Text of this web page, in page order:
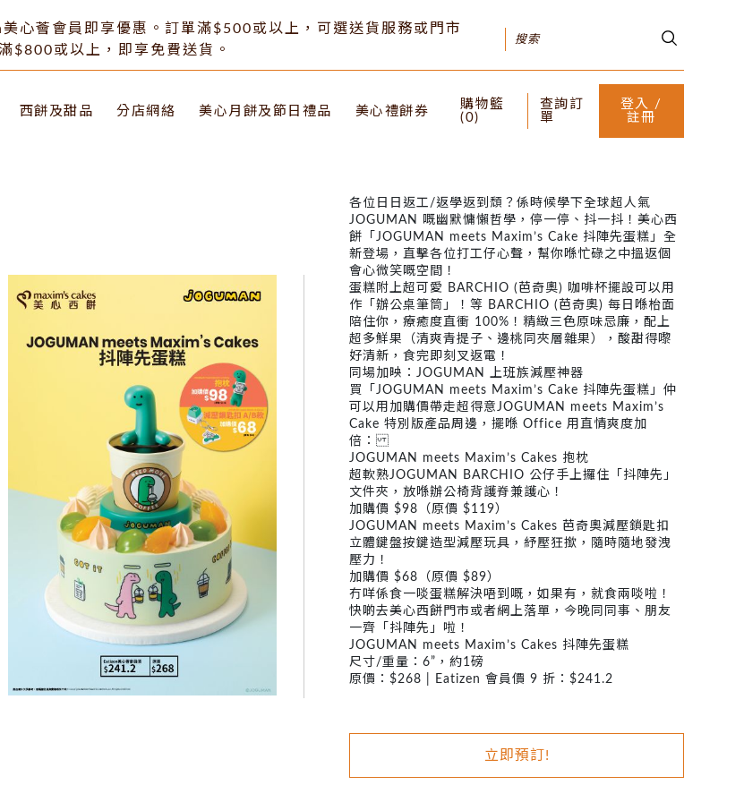
心薈會員即享優惠。訂單滿$500或以上，可選送貨服務或門市
$800或以上，即享免費送貨。
西餅及甜品 分店網絡 美心月餅及節日禮品 美心禮餅券
購物籃
( 0)
查詢訂
單
登入 /
註冊
各位日日返工/返學返到頹？係時候學下全球超人氣
JOGUMAN 嘅幽默慵懶哲學，停一停、抖一抖！美心西
餅「JOGUMAN meets Maxim’s Cake 抖陣先蛋糕」全
新登場，直擊各位打工仔心聲，幫你喺忙碌之中搵返個
會心微笑嘅空間！
蛋糕附上超可愛 BARCHIO (芭奇奧) 咖啡杯擺設可以用
作「辦公桌筆筒」！等 BARCHIO (芭奇奧) 每日喺枱面
陪住你，療癒度直衝 100%！精緻三色原味忌廉，配上
超多鮮果（清爽青提子、邊桃同夾層雜果），酸甜得嚟
好清新，食完即刻叉返電！
同場加映：JOGUMAN 上班族減壓神器
買「JOGUMAN meets Maxim’s Cake 抖陣先蛋糕」仲
可以用加購價帶走超得意JOGUMAN meets Maxim’s
Cake 特別版產品周邊，擺喺 Office 用直情爽度加
倍：
JOGUMAN meets Maxim’s Cakes 抱枕
超軟熟JOGUMAN BARCHIO 公仔手上攞住「抖陣先」
文件夾，放喺辦公椅背護脊兼護心！
加購價 $98（原價 $119）
JOGUMAN meets Maxim’s Cakes 芭奇奧減壓鎖匙扣
立體鍵盤按鍵造型減壓玩具，紓壓狂撳，隨時隨地發洩
壓力！
加購價 $68（原價 $89）
冇咩係食一啖蛋糕解決唔到嘅，如果有，就食兩啖啦！
快啲去美心西餅門市或者網上落單，今晚同同事、朋友
一齊「抖陣先」啦！
JOGUMAN meets Maxim’s Cakes 抖陣先蛋糕
尺寸/重量：6”，約1磅
原價：$268 | Eatizen 會員價 9 折：$241.2
立即預訂!